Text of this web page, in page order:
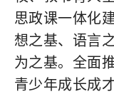
思政课一体化
想之基、语言
为之基。全面
青少年成长成